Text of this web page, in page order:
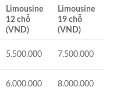
Limousine
12 chỗ
(VND)
Limousine
19 chỗ
(VND)
5.500.000 7.500.000
6.000.000 8.000.000